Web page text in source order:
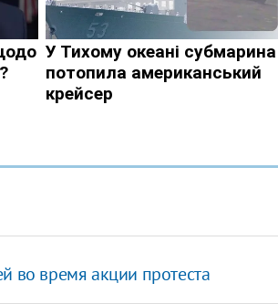
во время акции протеста